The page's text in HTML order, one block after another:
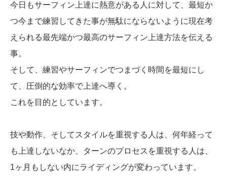
今日もサーフィン上達に熱意がある人に対して、最短か
つ今まで練習してきた事が無駄にならないように現在考
えられる最先端かつ最高のサーフィン上達方法を伝える
事。
そして、練習やサーフィンでつまづく時間を最短にし
て、圧倒的な効率で上達へ導く。
これを目的としています。
技や動作、そしてスタイルを重視する人は、何年経って
も上達しないなか、ターンのプロセスを重視する人は、
1ヶ月もしない内にライディングが変わっています。